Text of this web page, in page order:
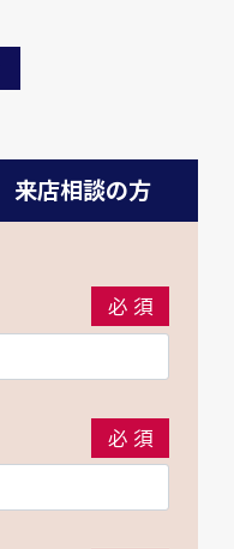
来店相談の方
必須
必須